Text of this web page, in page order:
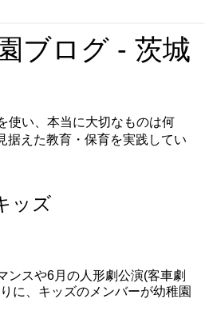
ブログ - 茨城
使い、本当に大切なものは何
据えた教育・保育を実践してい
ッズ
ンスや6月の人形劇公演(客車劇
に、キッズのメンバーが幼稚園